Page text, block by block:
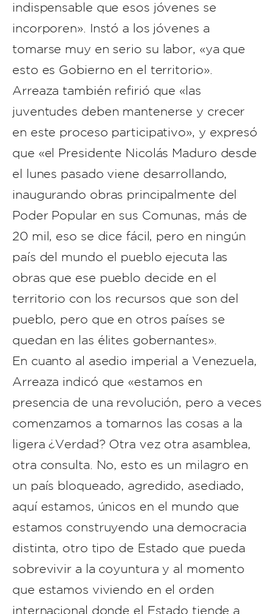
indispensable que esos jóvenes se
incorporen». Instó a los jóvenes a
tomarse muy en serio su labor, «ya que
esto es Gobierno en el territorio».
Arreaza también refirió que «las
juventudes deben mantenerse y crecer
en este proceso participativo», y expresó
que «el Presidente Nicolás Maduro desde
el lunes pasado viene desarrollando,
inaugurando obras principalmente del
Poder Popular en sus Comunas, más de
20 mil, eso se dice fácil, pero en ningún
país del mundo el pueblo ejecuta las
obras que ese pueblo decide en el
territorio con los recursos que son del
pueblo, pero que en otros países se
quedan en las élites gobernantes».
En cuanto al asedio imperial a Venezuela,
Arreaza indicó que «estamos en
presencia de una revolución, pero a veces
comenzamos a tomarnos las cosas a la
ligera ¿Verdad? Otra vez otra asamblea,
otra consulta. No, esto es un milagro en
un país bloqueado, agredido, asediado,
aquí estamos, únicos en el mundo que
estamos construyendo una democracia
distinta, otro tipo de Estado que pueda
sobrevivir a la coyuntura y al momento
que estamos viviendo en el orden
internacional donde el Estado tiende a